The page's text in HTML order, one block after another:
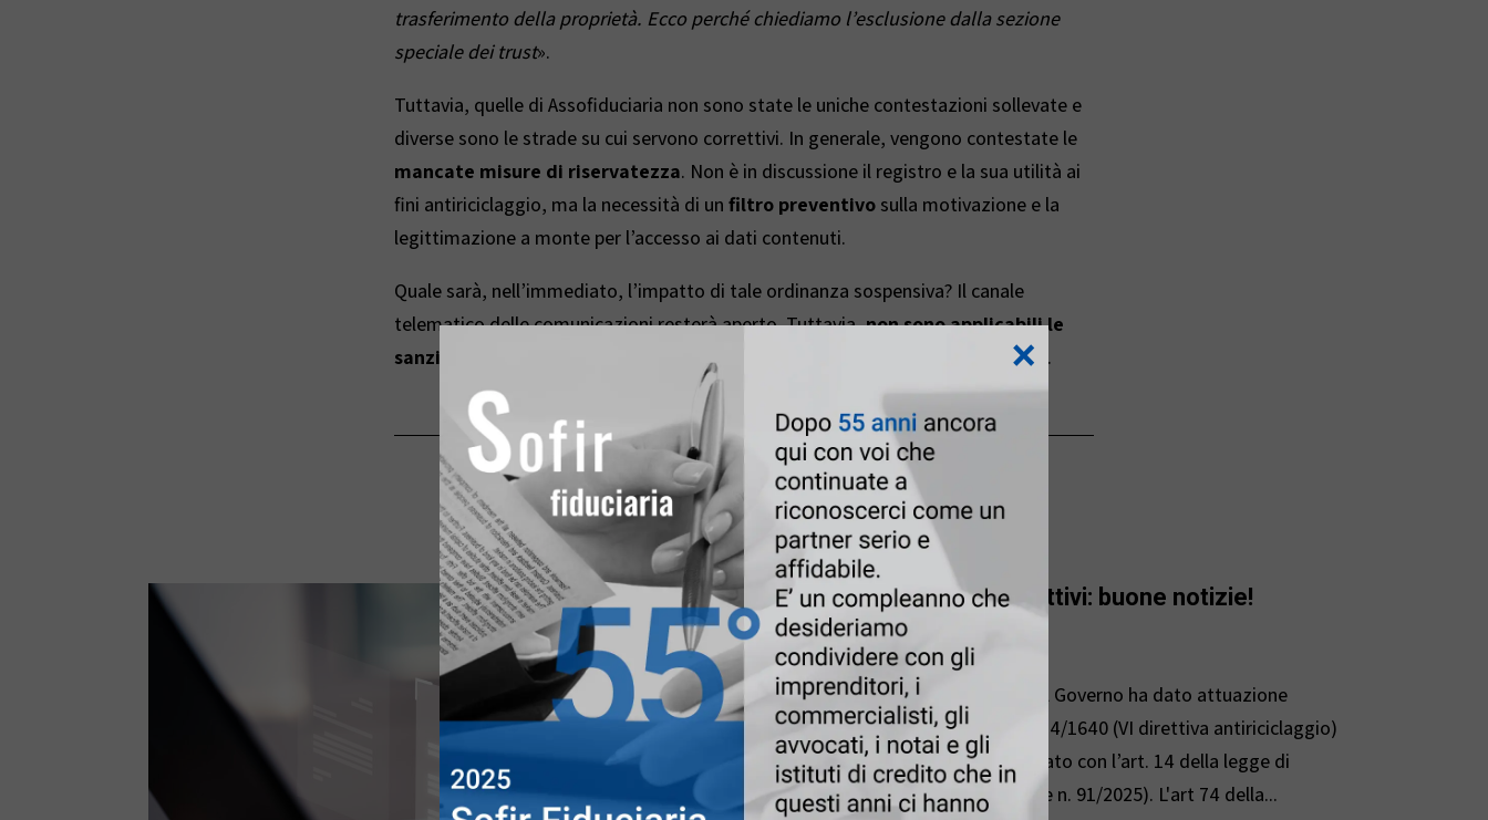
trasferimento della proprietà. Ecco perché chiediamo l’esclusione dalla sezione
speciale dei trust».
Tuttavia, quelle di Assofiduciaria non sono state le uniche contestazioni sollevate e
diverse sono le strade su cui servono correttivi. In generale, vengono contestate le
mancate misure di riservatezza. Non è in discussione il registro e la sua utilità ai
fini antiriciclaggio, ma la necessità di un filtro preventivosulla motivazione e la
legittimazione a monte per l’accesso ai dati contenuti.
Quale sarà, nell’immediato, l’impatto di tale ordinanza sospensiva? Il canale
telematico delle comunicazioni resterà aperto. Tuttavia,non sono applicabili le
sanzioni
(da 103 a 1.032 euro) per chi dovesse trasmettere dopo l’11 dicembre.
Leggi anche
Registro dei Titolari Effettivi: buone notizie!
23 Ottobre 2025|Fiduciaria
Si segnala che con l'Atto n. 314, il Governo ha dato attuazione
all’art. 74 della direttiva (UE) 2024/1640 (VI direttiva antiriciclaggio)
al cui recepimento è stato delegato con l’art. 14 della legge di
delegazione europea 2024 (legge n. 91/2025). L'art 74 della...
×